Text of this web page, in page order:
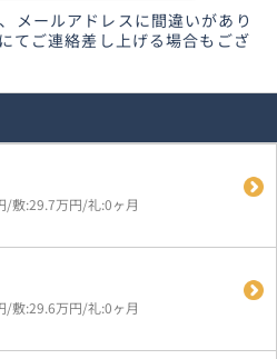
メールアドレスに間違いがあり
てご連絡差し上げる場合もござ
/敷:29.7万円/礼:0ヶ月
/敷:29.6万円/礼:0ヶ月